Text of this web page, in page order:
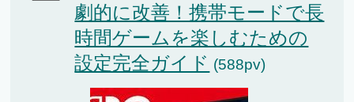
劇的に改善！携帯モードで長
時間ゲームを楽しむための
設定完全ガイド (588pv)